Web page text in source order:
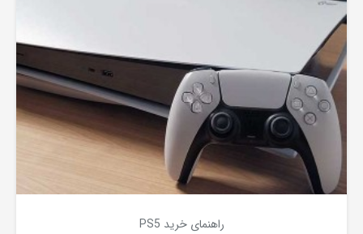
راهنمای خرید PS5